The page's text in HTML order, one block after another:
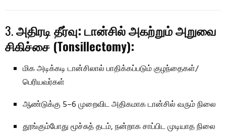
3.அதிரடி தீர்வு: டான்சில் அகற்றும் அறுவை
சிகிச்சை (Tonsillectomy):
மிக அடிக்கடி டான்சிலால் பாதிக்கப்படும் குழந்தைகள்/
பெரியவர்கள்
ஆண்டுக்கு 5–6 முறைவிட அதிகமாக டான்சில் வரும் நிலை
தூங்கும்போது மூச்சுத் தடம், நன்றாக சாப்பிட முடியாத நிலை